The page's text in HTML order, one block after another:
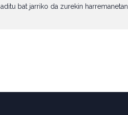
aditu bat jarriko da zurekin harremanetan.